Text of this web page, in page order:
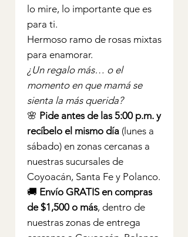
lo mire, lo importante que es
para ti.
Hermoso ramo de rosas mixtas
para enamorar.
¿Un regalo más… o el
momento en que mamá se
sienta la más querida?
🌸 Pide antes de las 5:00 p.m. y
recíbelo el mismo día (lunes a
sábado) en zonas cercanas a
nuestras sucursales de
Coyoacán, Santa Fe y Polanco.
🚚 Envío GRATIS en compras
de $1,500 o más, dentro de
nuestras zonas de entrega